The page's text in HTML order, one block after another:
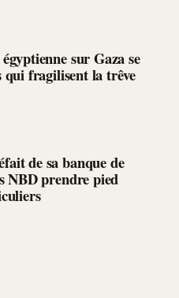
sur Gaza se
fragilisent la trêve
de sa banque de
NBD prendre pied